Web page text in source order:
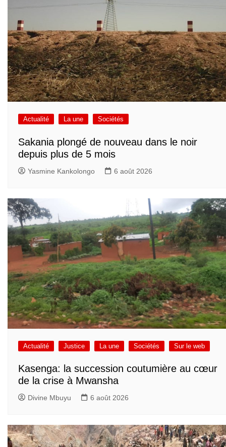
Actualité La une Sociétés
Sakania plongé de nouveau dans le noir
depuis plus de 5 mois
Yasmine Kankolongo 6 août 2026
Actualité Justice La une Sociétés Sur le web
Kasenga: la succession coutumière au cœur
de la crise à Mwansha
Divine Mbuyu 6 août 2026